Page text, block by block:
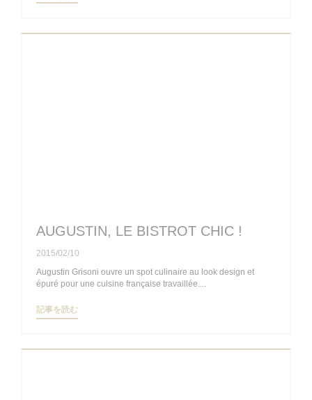
AUGUSTIN, LE BISTROT CHIC !
2015/02/10
Augustin Grisoni ouvre un spot culinaire au look design et
épuré pour une cuisine française travaillée....
記事を読む((新しいウィンドウで開きます))